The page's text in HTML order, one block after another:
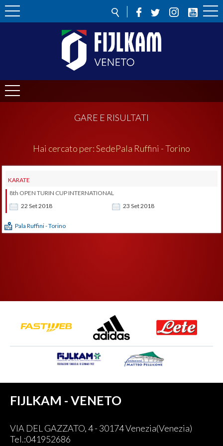
GARE E RISULTATI
Hai cercato per:SedePala Ruffini - Torino
KARATE
22 Set2018 23 Set2018
8th OPEN TURIN CUP INTERNATIONAL
Pala Ruffini - Torino
FIJLKAM - VENETO
VIA DEL GAZZATO, 4 - 30174 Venezia(Venezia)
Tel.:041952686